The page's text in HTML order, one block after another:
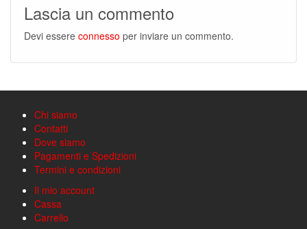
Lascia un commento
Devi essere connesso per inviare un commento.
Chi siamo
Contatti
Dove siamo
Pagamenti e Spedizioni
Termini e condizioni
Il mio account
Cassa
Carrello